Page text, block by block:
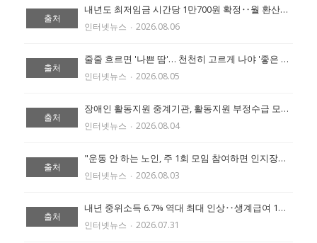
출처
내년도 최저임금 시간당 1만700원 확정‥월 환산액 223만6300원 (출처:에이블 뉴스)
인터넷뉴스 ‧ 2026.08.06
출처
줄줄 흐르면 '나쁜 땀'… 천천히 고르게 나야 '좋은 땀' (출처:에이블 뉴스)
인터넷뉴스 ‧ 2026.08.05
출처
장애인 활동지원 중계기관, 활동지원 부정수급 모니터링 철저히 해야 (출처:에이블 뉴스)
인터넷뉴스 ‧ 2026.08.04
출처
"운동 안 하는 노인, 주 1회 모임 참여하면 인지장애 위험 절반 낮아" (출처:에이블 뉴스)
인터넷뉴스 ‧ 2026.08.03
출처
내년 중위소득 6.7% 역대 최대 인상‥생계급여 1인가구 87만원 (출처:에이블 뉴스)
인터넷뉴스 ‧ 2026.07.31